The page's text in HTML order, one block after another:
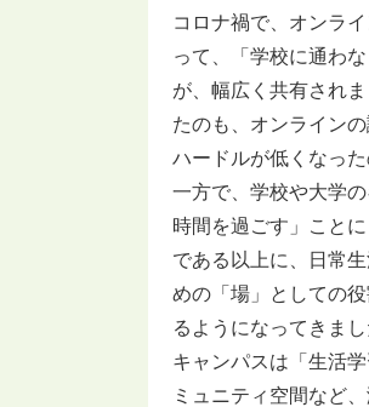
コロナ禍で、オンラ
って、「学校に通わ
が、幅広く共有され
たのも、オンライン
ハードルが低くなった
一方で、学校や大学
時間を過ごす」こと
である以上に、日常
めの「場」としての
るようになってきまし
キャンパスは「生活
ミュニティ空間など